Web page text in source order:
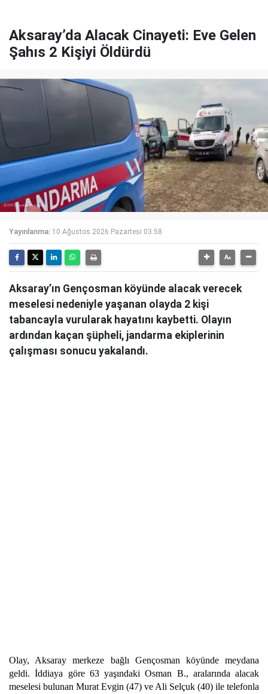
Aksaray’da Alacak Cinayeti: Eve Gelen
Şahıs 2 Kişiyi Öldürdü
Yayınlanma: 10 Ağustos 2026 Pazartesi 03:58
Aksaray’ın Gençosman köyünde alacak verecek
meselesi nedeniyle yaşanan olayda 2 kişi
tabancayla vurularak hayatını kaybetti. Olayın
ardından kaçan şüpheli, jandarma ekiplerinin
çalışması sonucu yakalandı.
Olay, Aksaray merkeze bağlı Gençosman köyünde meydana
geldi. İddiaya göre 63 yaşındaki Osman B., aralarında alacak
meselesi bulunan Murat Evgin (47) ve Ali Selçuk (40) ile telefonla